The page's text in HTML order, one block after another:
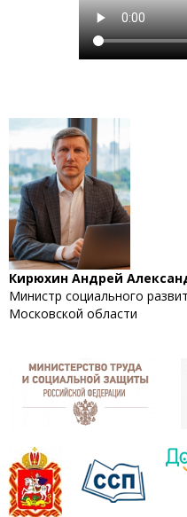
Кирюхин Андрей
Министр социального
Московской области